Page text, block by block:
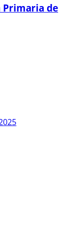
Primaria de